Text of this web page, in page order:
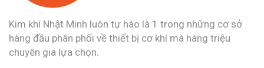
Kim khí Nhật Minh luôn tự hào là 1 trong những cơ sở
hàng đầu phân phối về thiết bị cơ khí mà hàng triệu
chuyên gia lựa chọn.